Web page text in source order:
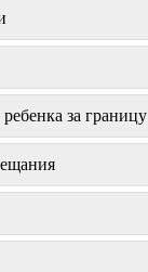
за границу